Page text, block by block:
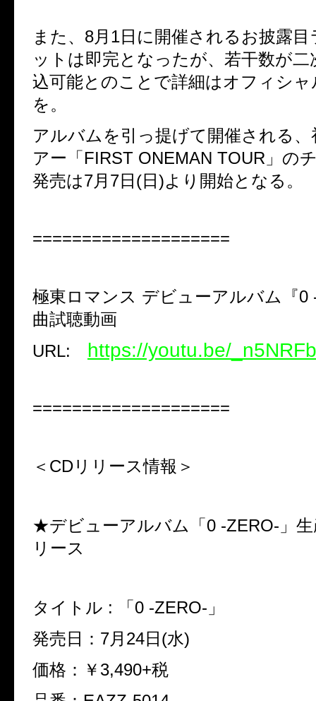
また、8月1日に開催されるお披露
ットは即完となったが、若干数が二
込可能とのことで詳細はオフィシャ
を。
アルバムを引っ提げて開催される
アー「FIRST ONEMAN TOUR」の
発売は7月7日(日)より開始となる。
====================
極東ロマンス デビューアルバム『0
曲試聴動画
URL: https://youtu.be/
====================
＜CDリリース情報＞
★デビューアルバム「0 -ZERO-」
リース
タイトル : 「0 -ZERO-」
発売日：7月24日(水)
価格：￥3,490+税